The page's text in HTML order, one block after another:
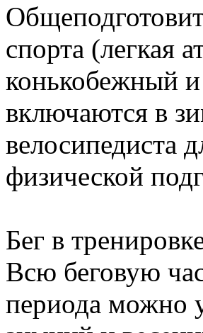
спорта (легкая
конькобежный
включаются в
велосипедиста
физической
Бег в
Всю беговую
периода можно